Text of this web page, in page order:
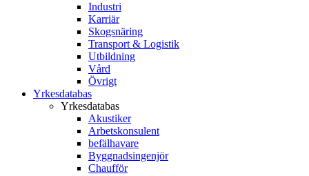
Industri
Karriär
Skogsnäring
Transport & Logistik
Utbildning
Vård
Övrigt
Yrkesdatabas
Yrkesdatabas
Akustiker
Arbetskonsulent
befälhavare
Byggnadsingenjör
Chaufför